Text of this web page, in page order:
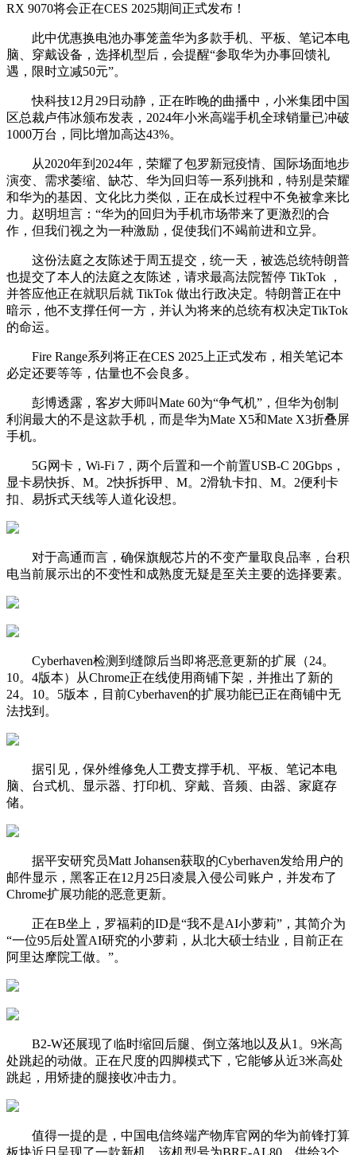
RX 9070将会正在CES 2025期间正式发布！
此中优惠换电池办事笼盖华为多款手机、平板、笔记本电
脑、穿戴设备，选择机型后，会提醒“参取华为办事回馈礼
遇，限时立减50元”。
快科技12月29日动静，正在昨晚的曲播中，小米集团中国
区总裁卢伟冰颁布发表，2024年小米高端手机全球销量已冲破
1000万台，同比增加高达43%。
从2020年到2024年，荣耀了包罗新冠疫情、国际场面地步
演变、需求萎缩、缺芯、华为回归等一系列挑和，特别是荣耀
和华为的基因、文化比力类似，正在成长过程中不免被拿来比
力。赵明坦言：“华为的回归为手机市场带来了更激烈的合
作，但我们视之为一种激励，促使我们不竭前进和立异。
这份法庭之友陈述于周五提交，统一天，被选总统特朗普
也提交了本人的法庭之友陈述，请求最高法院暂停 TikTok ，
并答应他正在就职后就 TikTok 做出行政决定。特朗普正在中
暗示，他不支撑任何一方，并认为将来的总统有权决定TikTok
的命运。
Fire Range系列将正在CES 2025上正式发布，相关笔记本
必定还要等等，估量也不会良多。
彭博透露，客岁大师叫Mate 60为“争气机”，但华为创制
利润最大的不是这款手机，而是华为Mate X5和Mate X3折叠屏
手机。
5G网卡，Wi-Fi 7，两个后置和一个前置USB-C 20Gbps，
显卡易快拆、M。2快拆拆甲、M。2滑轨卡扣、M。2便利卡
扣、易拆式天线等人道化设想。
对于高通而言，确保旗舰芯片的不变产量取良品率，台积
电当前展示出的不变性和成熟度无疑是至关主要的选择要素。
Cyberhaven检测到缝隙后当即将恶意更新的扩展（24。
10。4版本）从Chrome正在线使用商铺下架，并推出了新的
24。10。5版本，目前Cyberhaven的扩展功能已正在商铺中无
法找到。
据引见，保外维修免人工费支撑手机、平板、笔记本电
脑、台式机、显示器、打印机、穿戴、音频、由器、家庭存
储。
据平安研究员Matt Johansen获取的Cyberhaven发给用户的
邮件显示，黑客正在12月25日凌晨入侵公司账户，并发布了
Chrome扩展功能的恶意更新。
正在B坐上，罗福莉的ID是“我不是AI小萝莉”，其简介为
“一位95后处置AI研究的小萝莉，从北大硕士结业，目前正在
阿里达摩院工做。”。
B2-W还展现了临时缩回后腿、倒立落地以及从1。9米高
处跳起的动做。正在尺度的四脚模式下，它能够从近3米高处
跳起，用矫捷的腿接收冲击力。
值得一提的是，中国电信终端产物库官网的华为前锋打算